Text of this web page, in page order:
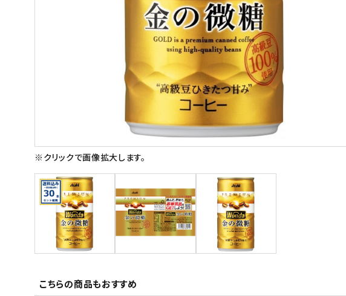
フードロス
ペット用品
SHOP GUIDE
ご利用ガイド
特定商取引法表示について
※クリックで画像拡大します。
こちらの商品もおすすめ